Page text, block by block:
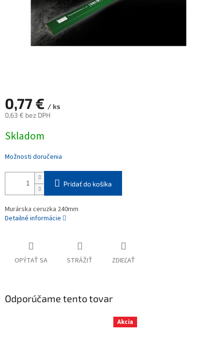
0,77 € / ks
0,63 € bez DPH
cena:
Skladom
Možnosti doručenia
Pridať do košíka
Murárska ceruzka 240mm
Detailné informácie
OPÝTAŤ SA STRÁŽIŤ ZDIEĽAŤ
Odporúčame tento tovar
Akcia